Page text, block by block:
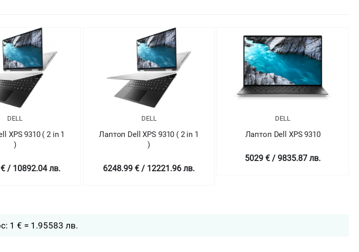
DELL
XPS 9310 ( 2 in 1
)
/ 12221.96 лв.
DELL
Лаптоп Dell XPS 9310
DELL
Лаптоп Dell XPS 9310
4698.99 € / 9190.43 лв.
1 € = 1.95583 лв.